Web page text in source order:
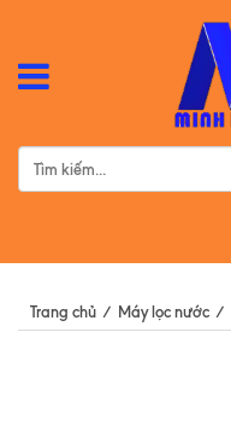
Trang chủ / Máy lọc nước /